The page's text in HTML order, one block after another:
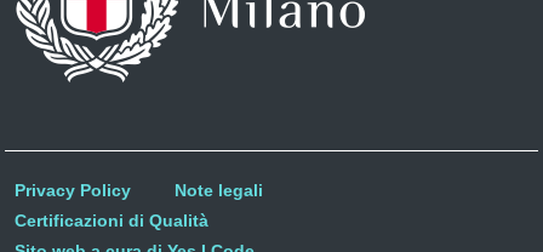
Privacy Policy
Note legali
Certificazioni di Qualità